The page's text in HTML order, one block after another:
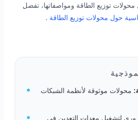
توزيع الطاقة ومواصفاتها، تفضل
حول محولات توزيع الطاقة .
محولات موثوقة لأنظمة الشبكات
لتشغيل معدات التعدين في